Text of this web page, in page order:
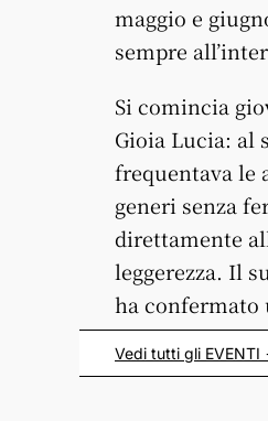
maggio e
sempre
Si comincia
Gioia Lucia: al
frequentava le
generi senza
direttamente
leggerezza. Il
ha confermato
Vedi tutti gli EVENTI